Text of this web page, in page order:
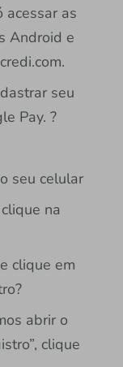
acessar as
Android e
seu
Pay. ?
seu celular
na
clique em
abrir o
clique